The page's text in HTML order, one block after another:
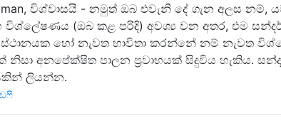
විශ්වාසයි - නමුත් ඔබ එවැනි දේ ගැන අලස නම්,
විශ්ලේෂණය (ඔබ කළ පරිදි) අවශ්‍ය වන අතර, එම
හෝ නැවත භාවිතා කරන්නේ නම් නැවත
නිසා අනපේක්ෂිත පාලන ප්‍රවාහයක් සිදුවිය හැකිය.
ලියන්න.